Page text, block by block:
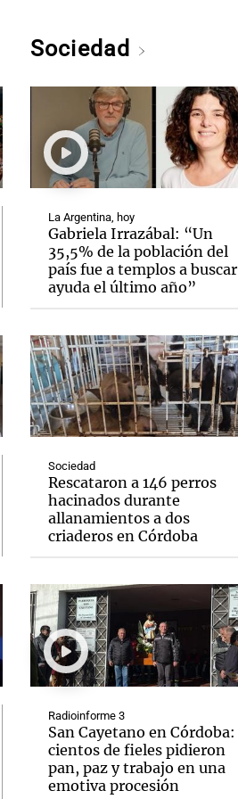
Sociedad
La Argentina, hoy
Gabriela Irrazábal: “Un
35,5% de la población del
país fue a templos a buscar
ayuda el último año”
Sociedad
Rescataron a 146 perros
hacinados durante
allanamientos a dos
criaderos en Córdoba
Radioinforme 3
San Cayetano en Córdoba:
cientos de fieles pidieron
pan, paz y trabajo en una
emotiva procesión
Notas